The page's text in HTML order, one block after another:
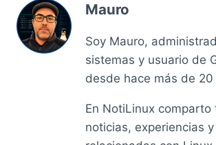
Mauro
Soy Mauro,
sistemas y usuario de
desde hace más de 20
En NotiLinux comparto
noticias, experiencias